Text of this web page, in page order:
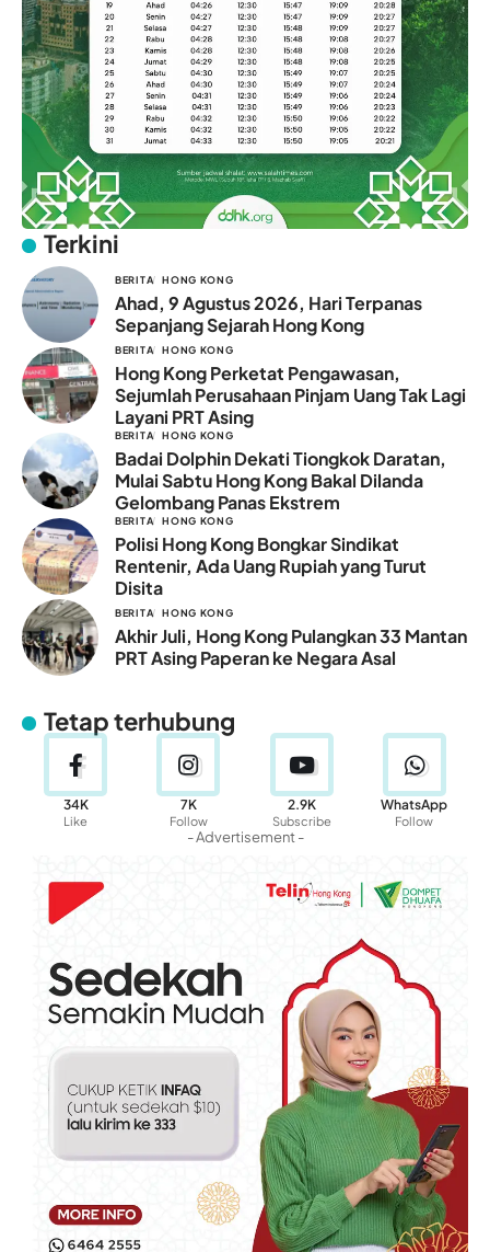
Terkini
BERITA HONG KONG
Ahad, 9 Agustus 2026, Hari Terpanas
Sepanjang Sejarah Hong Kong
BERITA HONG KONG
Hong Kong Perketat Pengawasan,
Sejumlah Perusahaan Pinjam Uang Tak Lagi
Layani PRT Asing
BERITA HONG KONG
Badai Dolphin Dekati Tiongkok Daratan,
Mulai Sabtu Hong Kong Bakal Dilanda
Gelombang Panas Ekstrem
BERITA HONG KONG
Polisi Hong Kong Bongkar Sindikat
Rentenir, Ada Uang Rupiah yang Turut
Disita
BERITA HONG KONG
Akhir Juli, Hong Kong Pulangkan 33 Mantan
PRT Asing Paperan ke Negara Asal
Tetap terhubung
34K
Like
7K
Follow
2.9K
Subscribe
WhatsApp
Follow
- Advertisement -